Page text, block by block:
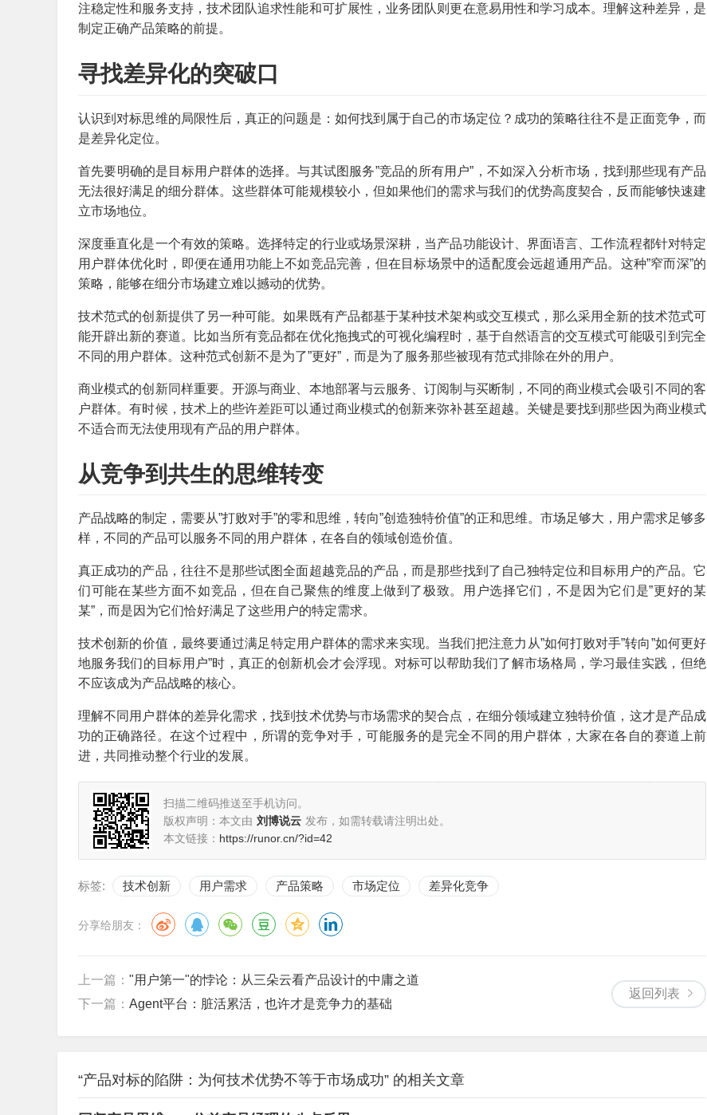
注稳定性和服务支持，技术团队追求性能和可扩展性，业务团队则更在意易用性和学习成本。理解这种差异，是
制定正确产品策略的前提。
寻找差异化的突破口
认识到对标思维的局限性后，真正的问题是：如何找到属于自己的市场定位？成功的策略往往不是正面竞争，而
是差异化定位。
首先要明确的是目标用户群体的选择。与其试图服务”竞品的所有用户”，不如深入分析市场，找到那些现有产品
无法很好满足的细分群体。这些群体可能规模较小，但如果他们的需求与我们的优势高度契合，反而能够快速建
立市场地位。
深度垂直化是一个有效的策略。选择特定的行业或场景深耕，当产品功能设计、界面语言、工作流程都针对特定
用户群体优化时，即便在通用功能上不如竞品完善，但在目标场景中的适配度会远超通用产品。这种”窄而深”的
策略，能够在细分市场建立难以撼动的优势。
技术范式的创新提供了另一种可能。如果既有产品都基于某种技术架构或交互模式，那么采用全新的技术范式可
能开辟出新的赛道。比如当所有竞品都在优化拖拽式的可视化编程时，基于自然语言的交互模式可能吸引到完全
不同的用户群体。这种范式创新不是为了”更好”，而是为了服务那些被现有范式排除在外的用户。
商业模式的创新同样重要。开源与商业、本地部署与云服务、订阅制与买断制，不同的商业模式会吸引不同的客
户群体。有时候，技术上的些许差距可以通过商业模式的创新来弥补甚至超越。关键是要找到那些因为商业模式
不适合而无法使用现有产品的用户群体。
从竞争到共生的思维转变
产品战略的制定，需要从”打败对手”的零和思维，转向”创造独特价值”的正和思维。市场足够大，用户需求足够多
样，不同的产品可以服务不同的用户群体，在各自的领域创造价值。
真正成功的产品，往往不是那些试图全面超越竞品的产品，而是那些找到了自己独特定位和目标用户的产品。它
们可能在某些方面不如竞品，但在自己聚焦的维度上做到了极致。用户选择它们，不是因为它们是”更好的某
某”，而是因为它们恰好满足了这些用户的特定需求。
技术创新的价值，最终要通过满足特定用户群体的需求来实现。当我们把注意力从”如何打败对手”转向”如何更好
地服务我们的目标用户”时，真正的创新机会才会浮现。对标可以帮助我们了解市场格局，学习最佳实践，但绝
不应该成为产品战略的核心。
理解不同用户群体的差异化需求，找到技术优势与市场需求的契合点，在细分领域建立独特价值，这才是产品成
功的正确路径。在这个过程中，所谓的竞争对手，可能服务的是完全不同的用户群体，大家在各自的赛道上前
进，共同推动整个行业的发展。
扫描二维码推送至手机访问。
版权声明：本文由 刘博说云 发布，如需转载请注明出处。
本文链接： https://runor.cn/?id=42
标签: 技术创新 用户需求 产品策略 市场定位 差异化竞争
分享给朋友：
返回列表
上一篇： "用户第一"的悖论：从三朵云看产品设计的中庸之道
下一篇： Agent平台：脏活累活，也许才是竞争力的基础
“产品对标的陷阱：为何技术优势不等于市场成功” 的相关文章